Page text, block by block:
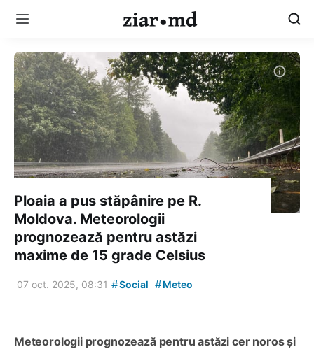
Ploaia a pus stăpânire pe R.
Moldova. Meteorologii
prognozează pentru astăzi
maxime de 15 grade Celsius
07 oct. 2025, 08:31 #Social #Meteo
Meteorologii prognozează pentru astăzi cer noros și